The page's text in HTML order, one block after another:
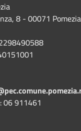
8 - 00071
06 911461